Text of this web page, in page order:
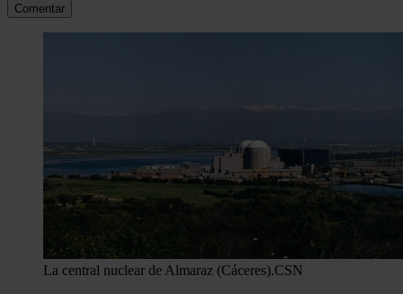
Comentar
La central nuclear de Almaraz (Cáceres).CSN